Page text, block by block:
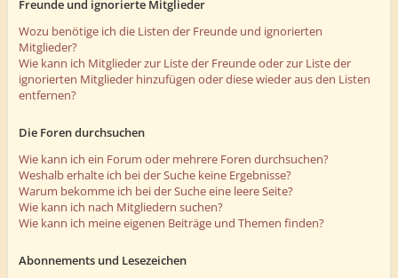
Freunde und ignorierte Mitglieder
Wozu benötige ich die Listen der Freunde und ignorierten
Mitglieder?
Wie kann ich Mitglieder zur Liste der Freunde oder zur Liste der
ignorierten Mitglieder hinzufügen oder diese wieder aus den Listen
entfernen?
Die Foren durchsuchen
Wie kann ich ein Forum oder mehrere Foren durchsuchen?
Weshalb erhalte ich bei der Suche keine Ergebnisse?
Warum bekomme ich bei der Suche eine leere Seite?
Wie kann ich nach Mitgliedern suchen?
Wie kann ich meine eigenen Beiträge und Themen finden?
Abonnements und Lesezeichen